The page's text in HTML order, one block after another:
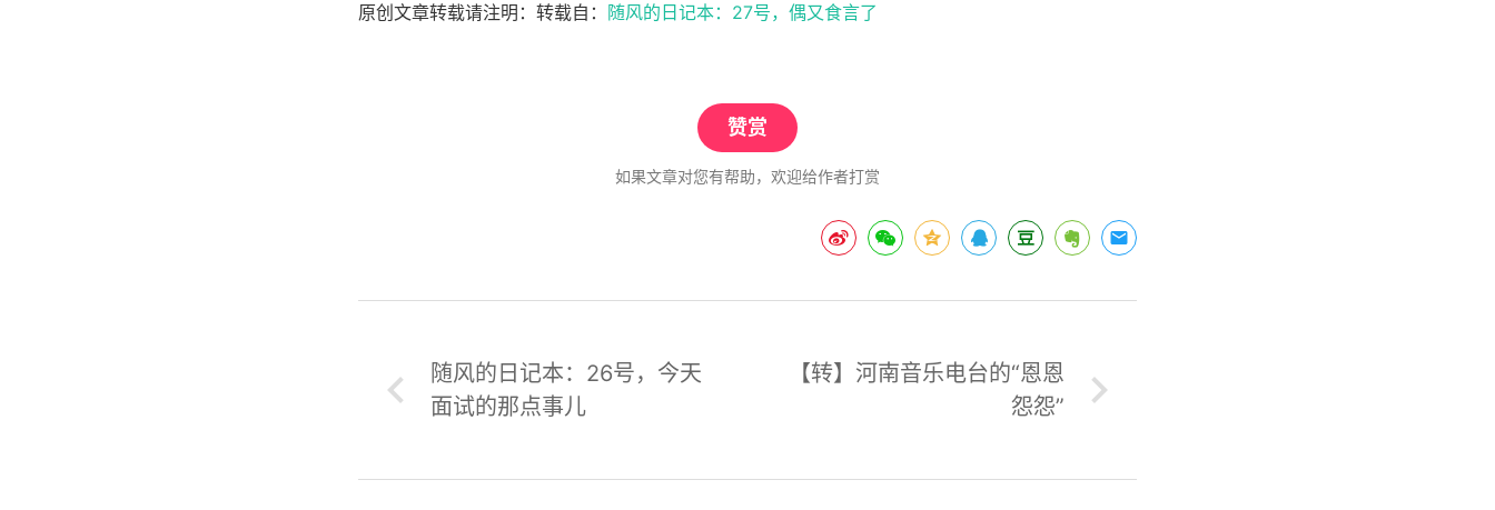
原创文章转载请注明：转载自： 随风的日记本：27号，偶又食言了
赞赏
如果文章对您有帮助，欢迎给作者打赏
随风的日记本：26号，今天
面试的那点事儿
【转】河南音乐电台的“恩恩
怨怨”